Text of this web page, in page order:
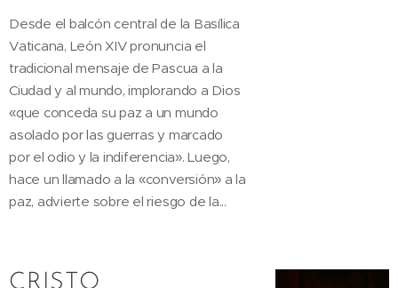
Desde el balcón central de la Basílica
Vaticana, León XIV pronuncia el
tradicional mensaje de Pascua a la
Ciudad y al mundo, implorando a Dios
«que conceda su paz a un mundo
asolado por las guerras y marcado
por el odio y la indiferencia». Luego,
hace un llamado a la «conversión» a la
paz, advierte sobre el riesgo de la...
CRISTO